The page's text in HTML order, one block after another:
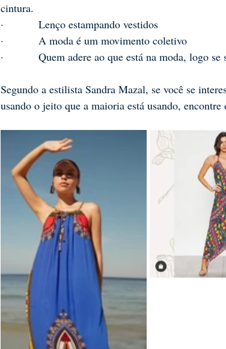
cintura.
·          Lenço estampando vestidos
· A moda é um movimento coletivo
·          Quem adere ao que está na moda, logo
Segundo a estilista Sandra Mazal, se você se
usando o jeito que a maioria está usando,